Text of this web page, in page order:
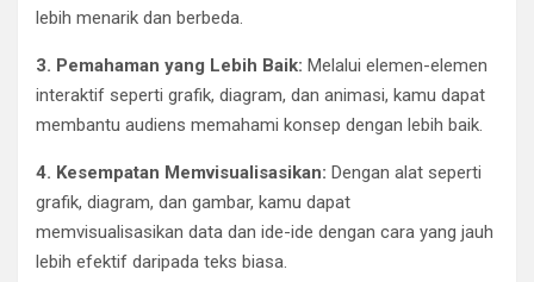
lebih menarik dan berbeda.
3. Pemahaman yang Lebih Baik: Melalui elemen-elemen
interaktif seperti grafik, diagram, dan animasi, kamu dapat
membantu audiens memahami konsep dengan lebih baik.
4. Kesempatan Memvisualisasikan: Dengan alat seperti
grafik, diagram, dan gambar, kamu dapat
memvisualisasikan data dan ide-ide dengan cara yang jauh
lebih efektif daripada teks biasa.